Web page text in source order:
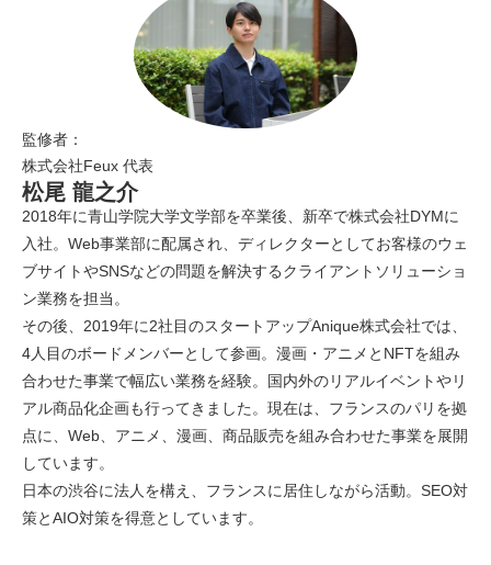
監修者：
株式会社Feux 代表
松尾 龍之介
2018年に青山学院大学文学部を卒業後、新卒で株式会社DYMに
入社。Web事業部に配属され、ディレクターとしてお客様のウェ
ブサイトやSNSなどの問題を解決するクライアントソリューショ
ン業務を担当。
その後、2019年に2社目のスタートアップAnique株式会社では、
4人目のボードメンバーとして参画。漫画・アニメとNFTを組み
合わせた事業で幅広い業務を経験。国内外のリアルイベントやリ
アル商品化企画も行ってきました。現在は、フランスのパリを拠
点に、Web、アニメ、漫画、商品販売を組み合わせた事業を展開
しています。
日本の渋谷に法人を構え、フランスに居住しながら活動。SEO対
策とAIO対策を得意としています。